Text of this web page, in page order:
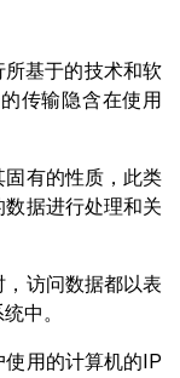
基于的技术和软
传输隐含在使用
有的性质，此类
据进行处理和关
访问数据都以表
中。
用的计算机的IP